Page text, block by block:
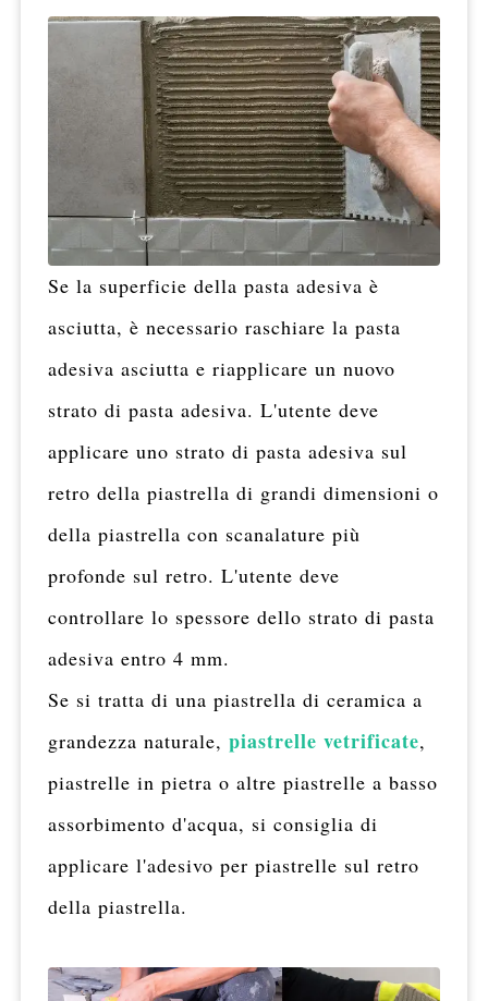
Se la superficie della pasta adesiva è
asciutta, è necessario raschiare la pasta
adesiva asciutta e riapplicare un nuovo
strato di pasta adesiva. L'utente deve
applicare uno strato di pasta adesiva sul
retro della piastrella di grandi dimensioni o
della piastrella con scanalature più
profonde sul retro. L'utente deve
controllare lo spessore dello strato di pasta
adesiva entro 4 mm.
Se si tratta di una piastrella di ceramica a
grandezza naturale, piastrelle vetrificate,
piastrelle in pietra o altre piastrelle a basso
assorbimento d'acqua, si consiglia di
applicare l'adesivo per piastrelle sul retro
della piastrella.